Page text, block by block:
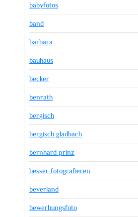
babyfotos
band
barbara
bauhaus
becker
benrath
bergisch
bergisch gladbach
bernhard prinz
besser fotografieren
beverland
bewerbungsfoto